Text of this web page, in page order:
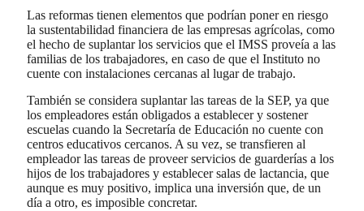
Las reformas tienen elementos que podrían poner en riesgo
la sustentabilidad financiera de las empresas agrícolas, como
el hecho de suplantar los servicios que el IMSS proveía a las
familias de los trabajadores, en caso de que el Instituto no
cuente con instalaciones cercanas al lugar de trabajo.
También se considera suplantar las tareas de la SEP, ya que
los empleadores están obligados a establecer y sostener
escuelas cuando la Secretaría de Educación no cuente con
centros educativos cercanos. A su vez, se transfieren al
empleador las tareas de proveer servicios de guarderías a los
hijos de los trabajadores y establecer salas de lactancia, que
aunque es muy positivo, implica una inversión que, de un
día a otro, es imposible concretar.